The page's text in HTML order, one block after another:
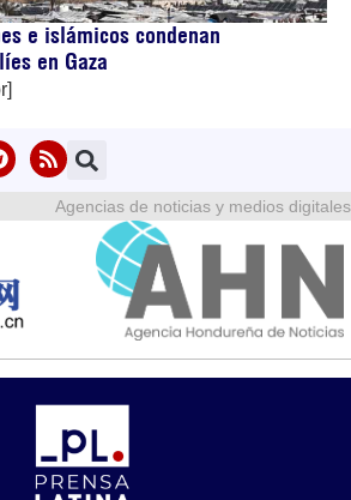
e islámicos condenan
en Gaza
Agencias de noticias y medios digitales